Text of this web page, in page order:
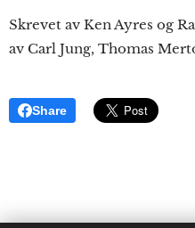
Skrevet av Ken Ayres og
av Carl Jung, Thomas
Share